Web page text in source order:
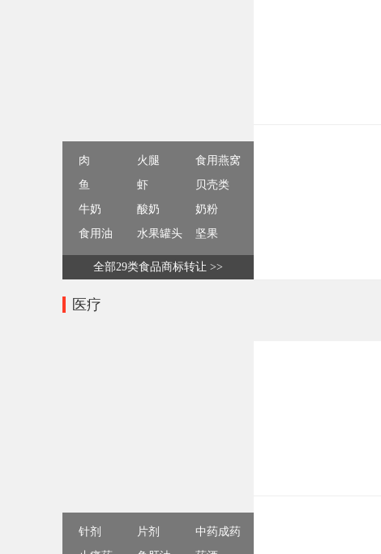
肉 火腿
食用燕窝
鱼
虾
贝壳类
牛奶
酸奶
奶粉
食用油
水果罐头 坚果
全部29类食品商标转让 >>
医疗
针剂 片剂
中药成药